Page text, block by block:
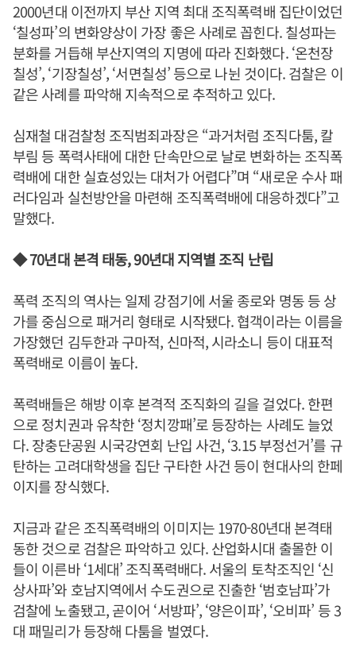
2000년대 이전까지 부산 지역 최대 조직폭력배 집단이었던
‘칠성파’의 변화양상이 가장 좋은 사례로 꼽힌다. 칠성파는
분화를 거듭해 부산지역의 지명에 따라 진화했다. ‘온천장
칠성’, ‘기장칠성’, ‘서면칠성’ 등으로 나뉜 것이다. 검찰은 이
같은 사례를 파악해 지속적으로 추적하고 있다.
심재철 대검찰청 조직범죄과장은 “과거처럼 조직다툼, 칼
부림 등 폭력사태에 대한 단속만으로 날로 변화하는 조직폭
력배에 대한 실효성있는 대처가 어렵다”며 “새로운 수사 패
러다임과 실천방안을 마련해 조직폭력배에 대응하겠다”고
말했다.
◆ 70년대 본격 태동, 90년대 지역별 조직 난립
폭력 조직의 역사는 일제 강점기에 서울 종로와 명동 등 상
가를 중심으로 패거리 형태로 시작됐다. 협객이라는 이름을
가장했던 김두한과 구마적, 신마적, 시라소니 등이 대표적
폭력배로 이름이 높다.
폭력배들은 해방 이후 본격적 조직화의 길을 걸었다. 한편
으로 정치권과 유착한 ‘정치깡패’로 등장하는 사례도 늘었
다. 장충단공원 시국강연회 난입 사건, ‘3.15 부정선거’를 규
탄하는 고려대학생을 집단 구타한 사건 등이 현대사의 한페
이지를 장식했다.
지금과 같은 조직폭력배의 이미지는 1970-80년대 본격태
동한 것으로 검찰은 파악하고 있다. 산업화시대 출몰한 이
들이 이른바 ‘1세대’ 조직폭력배다. 서울의 토착조직인 ‘신
상사파’와 호남지역에서 수도권으로 진출한 ‘범호남파’가
검찰에 노출됐고, 곧이어 ‘서방파’, ‘양은이파’, ‘오비파’ 등 3
대 패밀리가 등장해 다툼을 벌였다.